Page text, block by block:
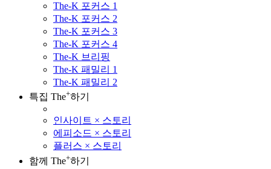
The-K 포커스 1
The-K 포커스 2
The-K 포커스 3
The-K 포커스 4
The-K 브리핑
The-K 패밀리 1
The-K 패밀리 2
특집 The+하기
인사이트 × 스토리
에피소드 × 스토리
플러스 × 스토리
함께 The+하기